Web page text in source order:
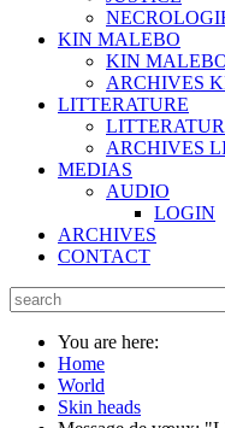
KIN MALEBO
KIN
ARCHIVES
LITTERATURE
ARCHIVES
MEDIAS
AUDIO
LOGIN
ARCHIVES
CONTACT
You are here:
Home
World
Skin heads